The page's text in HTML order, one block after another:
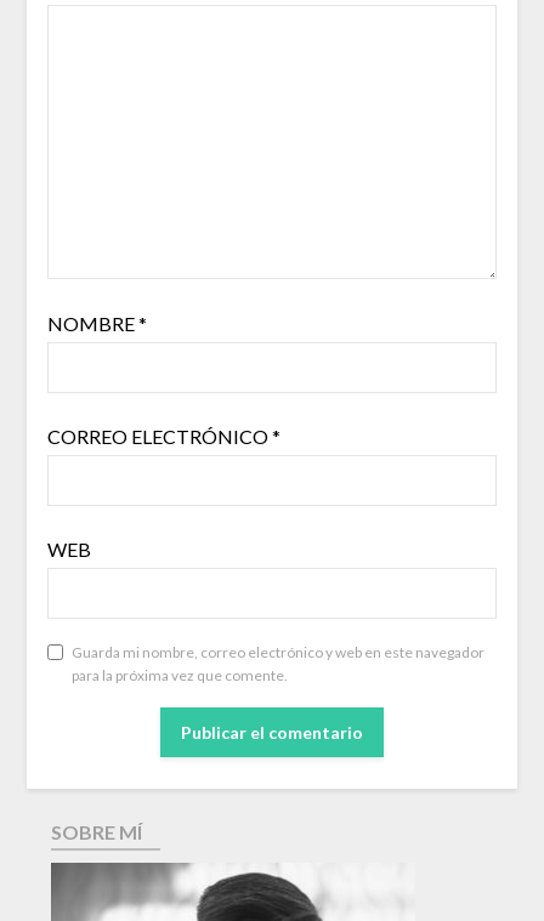
NOMBRE*
CORREO ELECTRÓNICO*
WEB
Guarda mi nombre, correo electrónico y web en este navegador
para la próxima vez que comente.
SOBRE MÍ